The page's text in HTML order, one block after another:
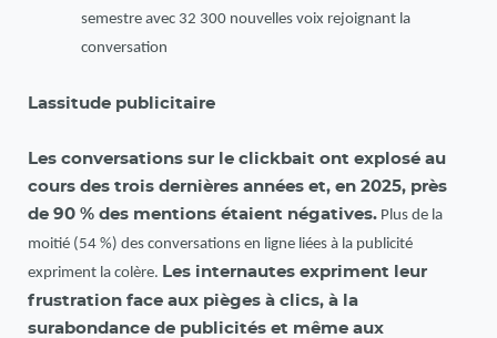
semestre avec 32 300 nouvelles voix rejoignant la
conversation
Lassitude publicitaire
Les conversations sur le clickbait ont explosé au
cours des trois dernières années et, en 2025, près
de 90 % des mentions étaient négatives. Plus de la
moitié (54 %) des conversations en ligne liées à la publicité
expriment la colère. Les internautes expriment leur
frustration face aux pièges à clics, à la
surabondance de publicités et même aux